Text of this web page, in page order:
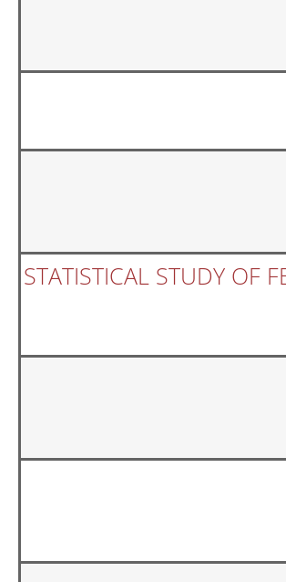
STATISTICAL STUDY OF